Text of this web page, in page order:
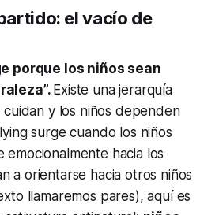
el vacío de
porque los niños sean
Existe una jerarquía
cuidan y los niños dependen
surge cuando los niños
emocionalmente hacia los
a orientarse hacia otros niños
llamaremos pares), aquí es